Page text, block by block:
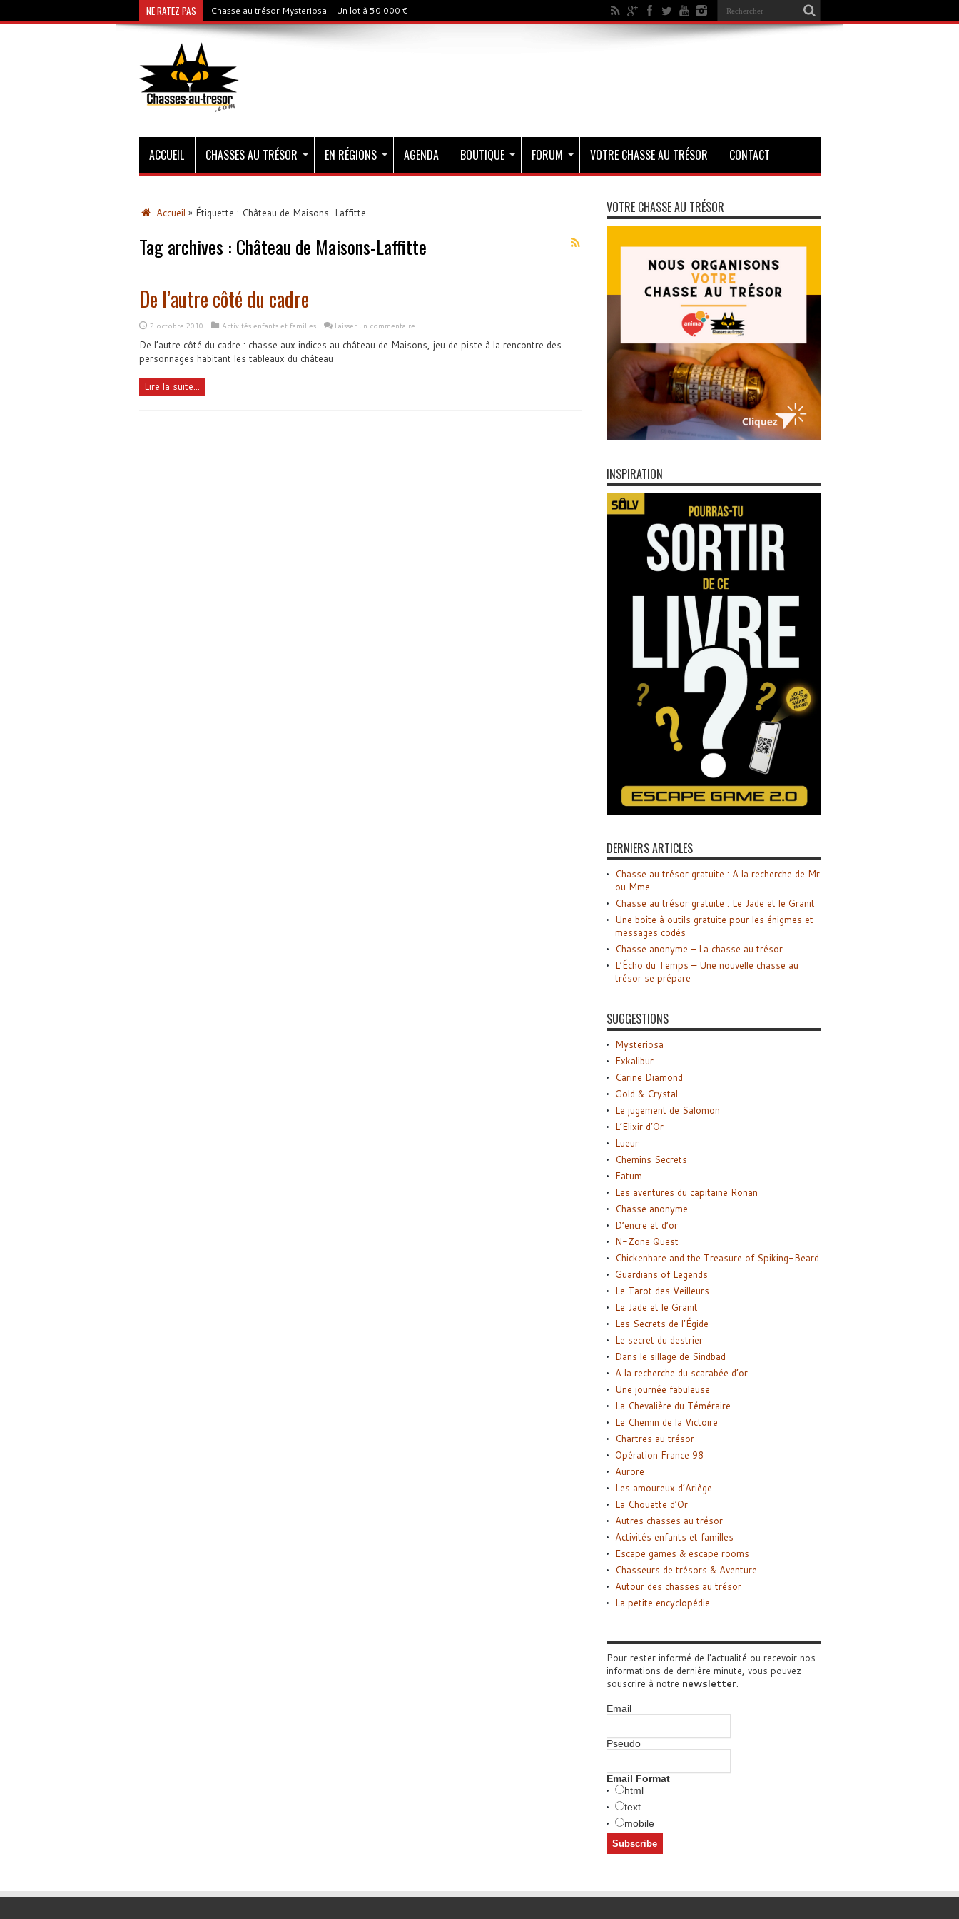
NE RATEZ PAS Chasse au trésor Mysteriosa - Un lot à 50 000 €
ACCUEIL CHASSES AU TRÉSOR EN RÉGIONS AGENDA BOUTIQUE FORUM VOTRE CHASSE AU TRÉSOR CONTACT
Accueil » Étiquette : Château de Maisons-Laffitte
Tag archives : Château de Maisons-Laffitte
De l’autre côté du cadre
2 octobre 2010 Activités enfants et familles Laisser un commentaire
De l’autre côté du cadre : chasse aux indices au château de Maisons, jeu de piste à la rencontre des
personnages habitant les tableaux du château
Lire la suite...
VOTRE CHASSE AU TRÉSOR
INSPIRATION
DERNIERS ARTICLES
Chasse au trésor gratuite : A la recherche de Mr
ou Mme
Chasse au trésor gratuite : Le Jade et le Granit
Une boîte à outils gratuite pour les énigmes et
messages codés
Chasse anonyme – La chasse au trésor
L’Écho du Temps – Une nouvelle chasse au
trésor se prépare
SUGGESTIONS
Mysteriosa
Exkalibur
Carine Diamond
Gold & Crystal
Le jugement de Salomon
L’Elixir d’Or
Lueur
Chemins Secrets
Fatum
Les aventures du capitaine Ronan
Chasse anonyme
D’encre et d’or
N-Zone Quest
Chickenhare and the Treasure of Spiking-Beard
Guardians of Legends
Le Tarot des Veilleurs
Le Jade et le Granit
Les Secrets de l’Égide
Le secret du destrier
Dans le sillage de Sindbad
A la recherche du scarabée d’or
Une journée fabuleuse
La Chevalière du Téméraire
Le Chemin de la Victoire
Chartres au trésor
Opération France 98
Aurore
Les amoureux d’Ariège
La Chouette d’Or
Autres chasses au trésor
Activités enfants et familles
Escape games & escape rooms
Chasseurs de trésors & Aventure
Autour des chasses au trésor
La petite encyclopédie
Pour rester informé de l'actualité ou recevoir nos
informations de dernière minute, vous pouvez
souscrire à notre newsletter.
Email
Pseudo
Email Format
html
text
mobile